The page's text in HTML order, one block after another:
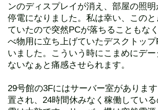
ンのディスプレイが消え、部屋の照
停電になりました。私は幸い、この
ていたので突然PCが落ちることもな
べ物用に立ち上げていたデスクトッ
いました。こういう時にこまめにデ
ないなぁと痛感させられます。
29号館の3Fにはサーバー室がありま
置され、24時間休みなく稼働してい